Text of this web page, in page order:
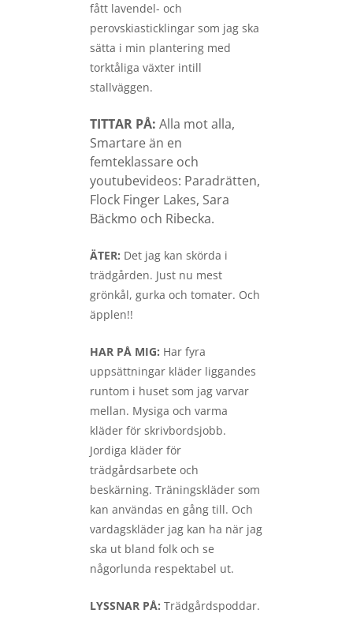
fått lavendel- och
perovskiasticklingar som jag ska
sätta i min plantering med
torktåliga växter intill
stallväggen.
TITTAR PÅ: Alla mot alla,
Smartare än en
femteklassare och
youtubevideos: Paradrätten,
Flock Finger Lakes, Sara
Bäckmo och Ribecka.
ÄTER: Det jag kan skörda i
trädgården. Just nu mest
grönkål, gurka och tomater. Och
äpplen!!
HAR PÅ MIG: Har fyra
uppsättningar kläder liggandes
runtom i huset som jag varvar
mellan. Mysiga och varma
kläder för skrivbordsjobb.
Jordiga kläder för
trädgårdsarbete och
beskärning. Träningskläder som
kan användas en gång till. Och
vardagskläder jag kan ha när jag
ska ut bland folk och se
någorlunda respektabel ut.
LYSSNAR PÅ: Trädgårdspoddar.